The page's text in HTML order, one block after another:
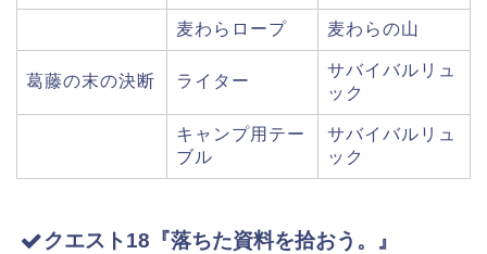
麦わらロープ 麦わらの山
葛藤の末の決断 ライター
サバイバルリュ
ック
キャンプ用テー
ブル
サバイバルリュ
ック
クエスト18『落ちた資料を拾おう。』